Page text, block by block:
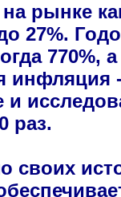
рынке
27%.
770%,
инфляция
и
раз.
своих